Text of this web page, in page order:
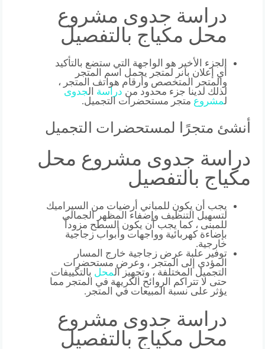
دراسة جدوى مشروع
محل مكياج بالتفصيل
الجزء الأخير هو الواجهة التي ستضع بالتأكيد
أي إعلان بانر لمتجر يحمل اسم المتجر
والمتجر المتخصص وأرقام هواتف المتجر ،
لذلك لدينا جزء محدود من دراسة
جدوى
مشروع متجر مستحضرات التجميل.
أنشئ متجرًا لمستحضرات التجميل
دراسة جدوى مشروع محل
مكياج بالتفصيل
يجب أن يكون للمباني أرضيات من السيراميك
لتسهيل التنظيف وإضفاء المظهر الجمالي
للمبنى ، كما يجب أن يكون السطح مزوداً
بإضاءة كهربائية وواجهات وأبواب زجاجية
خارجية.
توفير علبة عرض زجاجية خارج المسار
المؤدي إلى المتجر ، وعرض مستحضرات
التجميل المختلفة ، وتجهيز المحل بالتكييفات
حتى لا تتراكم الروائح الكريهة في المتجر مما
يؤثر على نسبة المبيعات في المتجر.
دراسة جدوى مشروع
محل مكياج بالتفصيل